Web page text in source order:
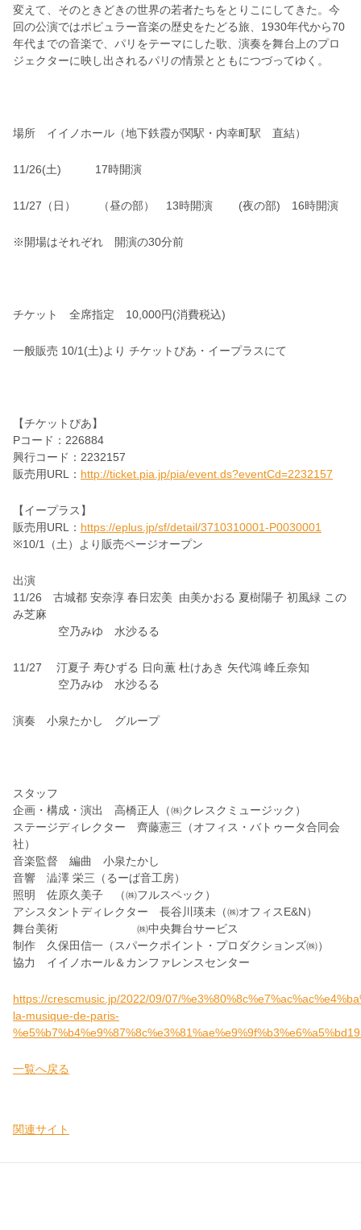
変えて、そのときどきの世界の若者たちをとりこにしてきた。今
回の公演ではポピュラー音楽の歴史をたどる旅、1930年代から70
年代までの音楽で、パリをテーマにした歌、演奏を舞台上のプロ
ジェクターに映し出されるパリの情景とともにつづってゆく。
場所 イイノホール（地下鉄霞が関駅・内幸町駅 直結）
11/26(土) 17時開演
11/27 （日） （昼の部） 13時開演 (夜の部) 16時開演
※開場はそれぞれ 開演の30分前
チケット 全席指定 10,000円(消費税込)
一般販売 10/1(土)より チケットぴあ・イープラスにて
【チケットぴあ】
Pコード： 226884
興行コード： 2232157
販売用URL ： http://ticket.pia.jp/pia/event.ds?eventCd=2232157
【イープラス】
販売用URL ： https://eplus.jp/sf/detail/3710310001-P0030001
※10/1（土）より販売ページオープン
出演
11/26 古城都 安奈淳 春日宏美 由美かおる 夏樹陽子 初風緑 この
み芝麻
空乃みゆ 水沙るる
11/27 汀夏子 寿ひずる 日向薫 杜けあき 矢代鴻 峰丘奈知
空乃みゆ 水沙るる
演奏 小泉たかし グループ
スタッフ
企画・構成・演出 高橋正人（㈱クレスクミュージック）
ステージディレクター 齊藤憲三（オフィス・バトゥータ合同会
社）
音楽監督 編曲 小泉たかし
音響 澁澤 栄三（るーぱ音工房）
照明 佐原久美子 （㈱フルスペック）
アシスタントディレクター 長谷川瑛未（㈱オフィスE&N）
舞台美術 ㈱中央舞台サービス
制作 久保田信一（スパークポイント・プロダクションズ㈱）
協力 イイノホール＆カンファレンスセンター
https://crescmusic.jp/2022/09/07/
la-musique-de-paris-
一覧へ戻る
関連サイト